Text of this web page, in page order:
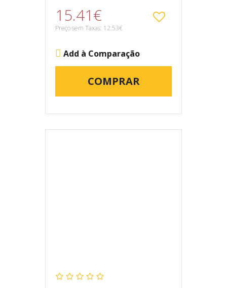
15.41€
Preço sem Taxas: 12.53€
Add à Comparação
COMPRAR